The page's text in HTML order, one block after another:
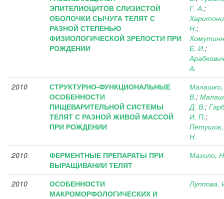
ЭПИТЕЛИОЦИТОВ СЛИЗИСТОЙ
ОБОЛОЧКИ СЫЧУГА ТЕЛЯТ С
РАЗНОЙ СТЕПЕНЬЮ
ФИЗИОЛОГИЧЕСКОЙ ЗРЕЛОСТИ ПРИ
РОЖДЕНИИ
Г. А.;
Н.;
Е. И.;
А.
2010
СТРУКТУРНО-ФУНКЦИОНАЛЬНЫЕ
ОСОБЕННОСТИ
ПИЩЕВАРИТЕЛЬНОЙ СИСТЕМЫ
ТЕЛЯТ С РАЗНОЙ ЖИВОЙ МАССОЙ
ПРИ РОЖДЕНИИ
В.;
Д. В.;
И. П.;
Н.
2010
ФЕРМЕНТНЫЕ ПРЕПАРАТЫ ПРИ
ВЫРАЩИВАНИИ ТЕЛЯТ
Мазоло,
2010
ОСОБЕННОСТИ
МАКРОМОРФОЛОГИЧЕСКИХ И
Луппова,